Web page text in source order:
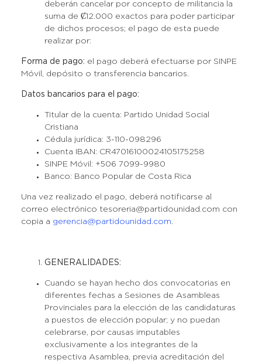
deberán cancelar por concepto de militancia la
suma de Ȼ12.000 exactos para poder participar
de dichos procesos; el pago de esta puede
realizar por:
Forma de pago: el pago deberá efectuarse por SINPE
Móvil, depósito o transferencia bancarios.
Datos bancarios para el pago:
Titular de la cuenta: Partido Unidad Social
Cristiana
Cédula jurídica: 3-110-098296
Cuenta IBAN: CR47016100024105175258
SINPE Móvil: +506 7099-9980
Banco: Banco Popular de Costa Rica
Una vez realizado el pago, deberá notificarse al
correo electrónico tesoreria@partidounidad.com con
copia a gerencia@partidounidad.com
GENERALIDADES:
Cuando se hayan hecho dos convocatorias en
diferentes fechas a Sesiones de Asambleas
Provinciales para la elección de las candidaturas
a puestos de elección popular; y no puedan
celebrarse, por causas imputables
exclusivamente a los integrantes de la
respectiva Asamblea, previa acreditación del